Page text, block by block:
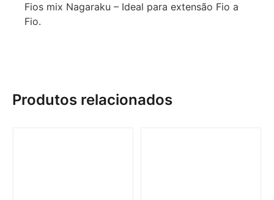
Fios mix Nagaraku – Ideal para extensão Fio a
Fio.
Produtos relacionados